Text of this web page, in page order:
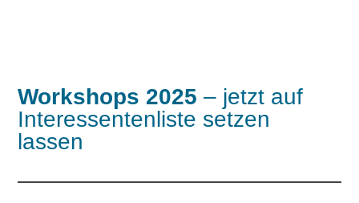
Workshops 2025 – jetzt auf
Interessentenliste setzen
lassen